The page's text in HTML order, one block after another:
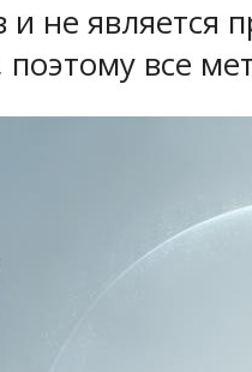
и не является
все